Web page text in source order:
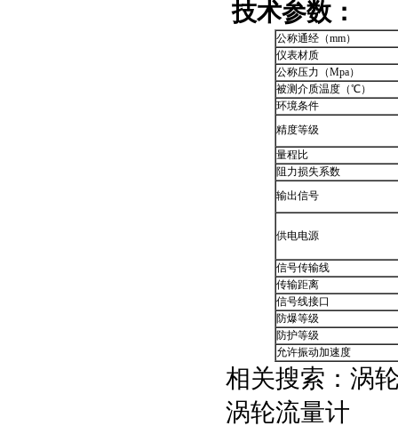
技术参数：
公称通经（mm）
仪表材质
公称压力（Mpa）
被测介质温度（℃）
环境条件
精度等级
量程比
阻力损失系数
输出信号
供电电源
信号传输线
传输距离
信号线接口
防爆等级
防护等级
允许振动加速度
相关搜索：涡
涡轮流量计